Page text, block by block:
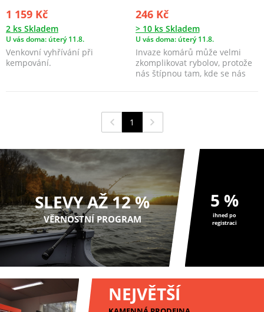
1 159 Kč
2 ks Skladem
U vás doma: úterý 11.8.
Venkovní vyhřívání při
kempování.
246 Kč
> 10 ks Skladem
U vás doma: úterý 11.8.
Invaze komárů může velmi
zkomplikovat rybolov, protože
nás štípnou tam, kde se nás
1
SLEVY AŽ 12 %
VĚRNOSTNÍ PROGRAM
5 %
ihned po
registraci
NEJVĚTŠÍ